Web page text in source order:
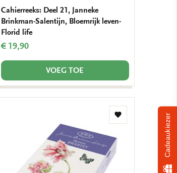
Cahierreeks: Deel 21, Janneke
Brinkman-Salentijn, Bloemrijk leven-
Florid life
€ 19,90
VOEG TOE
Toevoegen
Cadeaukiezer